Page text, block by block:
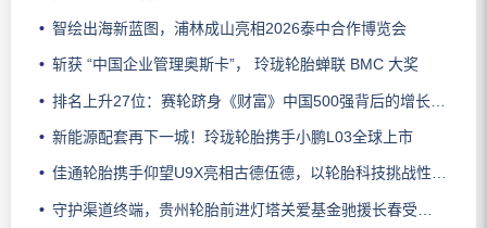
智绘出海新蓝图，浦林成山亮相2026泰中合作博览会
斩获 “中国企业管理奥斯卡”， 玲珑轮胎蝉联 BMC 大奖
排名上升27位：赛轮跻身《财富》中国500强背后的增长逻辑
新能源配套再下一城！玲珑轮胎携手小鹏L03全球上市
佳通轮胎携手仰望U9X亮相古德伍德，以轮胎科技挑战性能边界
守护渠道终端，贵州轮胎前进灯塔关爱基金驰援长春受灾门店